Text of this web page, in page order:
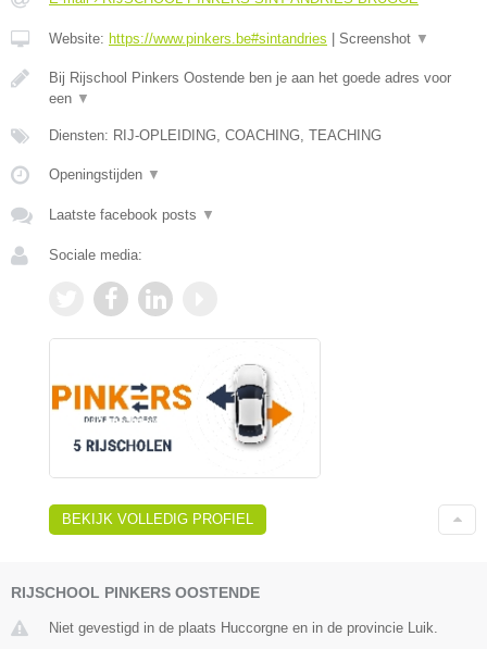
Website: https://www.pinkers.be#sintandries Screenshot ▼
Bij Rijschool Pinkers Oostende ben je aan het goede adres voor
een ▼
Diensten: RIJ-OPLEIDING, COACHING, TEACHING
Openingstijden ▼
Laatste facebook posts ▼
Sociale media:
BEKIJK VOLLEDIG PROFIEL
RIJSCHOOL PINKERS OOSTENDE
Niet gevestigd in de plaats Huccorgne en in de provincie Luik.